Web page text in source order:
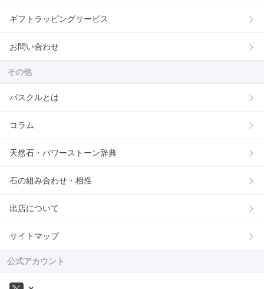
ギフトラッピングサービス
お問い合わせ
その他
パスクルとは
コラム
天然石・パワーストーン辞典
石の組み合わせ・相性
出店について
サイトマップ
公式アカウント